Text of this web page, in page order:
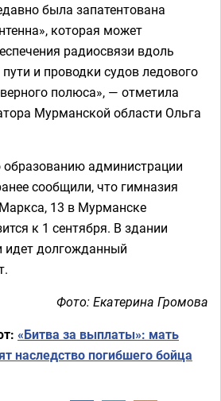
была запатентована
которая может
радиосвязи вдоль
и проводки судов ледового
полюса», — отметила
Мурманской области Ольга
образованию администрации
сообщили, что гимназия
13 в Мурманске
к 1 сентября. В здании
идет долгожданный
Фото: Екатерина Громова
«Битва за выплаты»: мать
наследство погибшего бойца